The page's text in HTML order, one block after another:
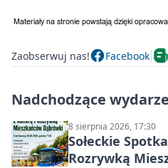
Zaobserwuj nas! Facebook
Nadchodzące
8 sierpnia 2026, 17:30
Sołeckie
Rozrywką